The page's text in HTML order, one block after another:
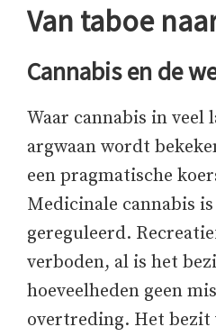
Van taboe
Cannabis en de
Waar cannabis in veel
argwaan wordt
een pragmatische
Medicinale cannabis
gereguleerd.
verboden, al is het
hoeveelheden geen
overtreding. Het bezit